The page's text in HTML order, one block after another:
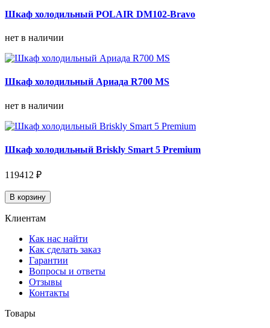
Шкаф холодильный POLAIR DM102-Bravo
нет в наличии
Шкаф холодильный Ариада R700 MS
нет в наличии
Шкаф холодильный Briskly Smart 5 Premium
119412 ₽
В корзину
Клиентам
Как нас найти
Как сделать заказ
Гарантии
Вопросы и ответы
Отзывы
Контакты
Товары